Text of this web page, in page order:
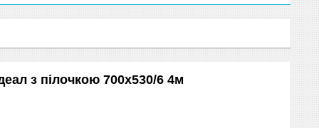
з пілочкою 700х530/6 4м